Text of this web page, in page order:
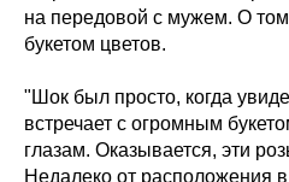
на передовой с мужем. О
букетом цветов.
"Шок был просто, когда
встречает с огромным
глазам. Оказывается, эти
Недалеко от расположения